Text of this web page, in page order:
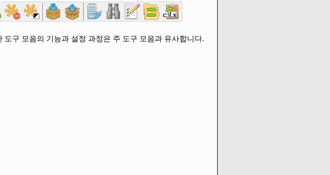
구 모음의 기능과 설정 과정은 주 도구 모음과 유사합니다.